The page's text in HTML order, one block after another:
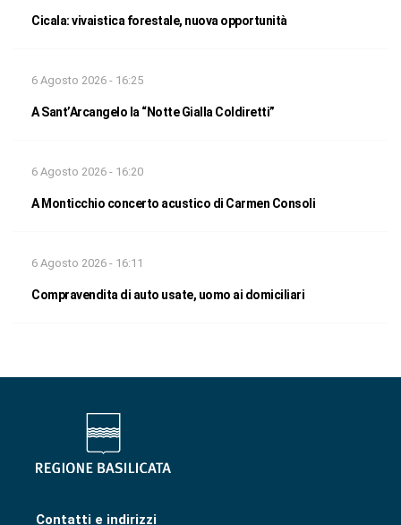
Cicala: vivaistica forestale, nuova opportunità
6 Agosto 2026 - 16:25
A Sant’Arcangelo la “Notte Gialla Coldiretti”
6 Agosto 2026 - 16:20
A Monticchio concerto acustico di Carmen Consoli
6 Agosto 2026 - 16:11
Compravendita di auto usate, uomo ai domiciliari
Contatti e indirizzi